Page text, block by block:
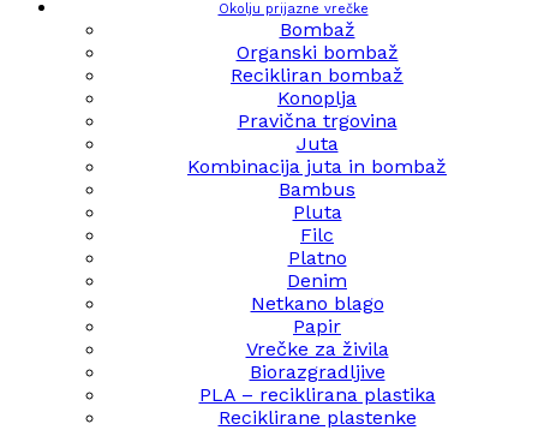
Okolju prijazne vrečke
Bombaž
Organski bombaž
Recikliran bombaž
Konoplja
Pravična trgovina
Juta
Kombinacija juta in bombaž
Bambus
Pluta
Filc
Platno
Denim
Netkano blago
Papir
Vrečke za živila
Biorazgradljive
PLA – reciklirana plastika
Reciklirane plastenke